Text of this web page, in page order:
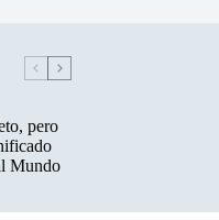
pero
Mundo